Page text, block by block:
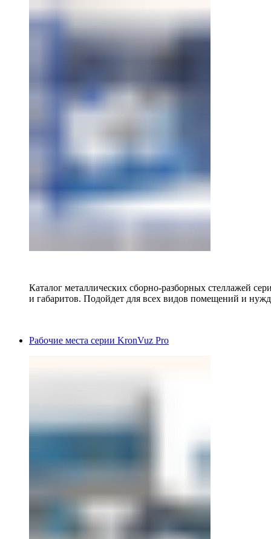
Каталог металлических сборно-разборных стеллажей
и габаритов. Подойдет для всех видов помещений и
Рабочие места серии KronVuz Pro